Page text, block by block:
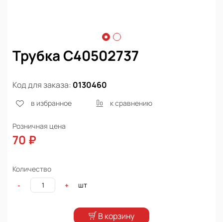
Трубка C40502737
Код для заказа: 0130460
в избранное к сравнению
Розничная цена
70 ₽
Количество
-
+ шт
В корзину